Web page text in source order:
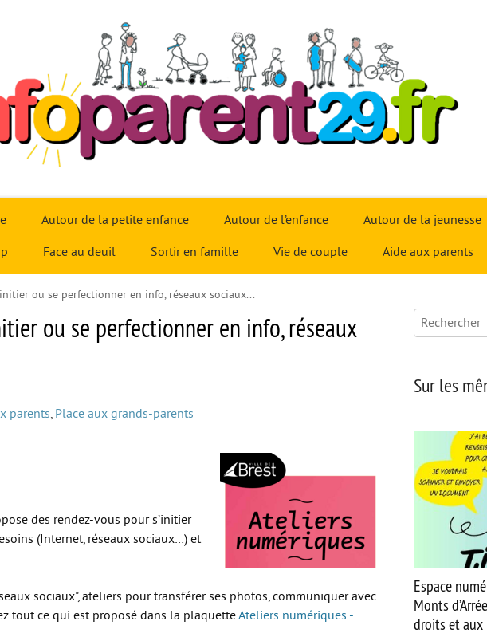
Autour de la petite enfance Autour de l’enfance Autour de la jeunesse
Face au deuil Sortir en famille Vie de couple Aide aux parents
ou se perfectionner en info, réseaux sociaux...
ou se perfectionner en info, réseaux
parents, Place aux grands-parents
des rendez-vous pour s’initier
(Internet, réseaux sociaux…) et
sociaux", ateliers pour transférer ses photos, communiquer avec
tout ce qui est proposé dans la plaquetteAteliers numériques -
Rechercher :
Sur les
Espace
Monts
droits et aux